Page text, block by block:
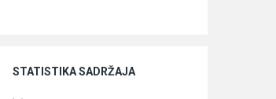
STATISTIKA SADRŽAJA